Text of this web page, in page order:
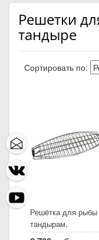
Решетки
тандыре
Сортировать по:
Решётка для рыбы
тандырам,
нержавеющая